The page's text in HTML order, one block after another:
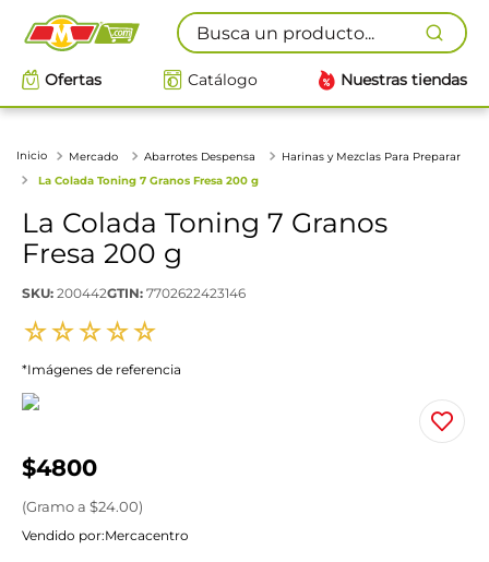
Busca un producto...
Ofertas Catálogo Nuestras tiendas
Mercado Abarrotes Despensa
Harinas y Mezclas Para Preparar
La Colada Toning 7 Granos Fresa 200 g
La Colada Toning 7 Granos
Fresa 200 g
SKU: 200442GTIN: 7702622423146
☆☆☆☆☆
*Imágenes de referencia
$4800
(Gramoa $24.00)
Vendido por:Mercacentro